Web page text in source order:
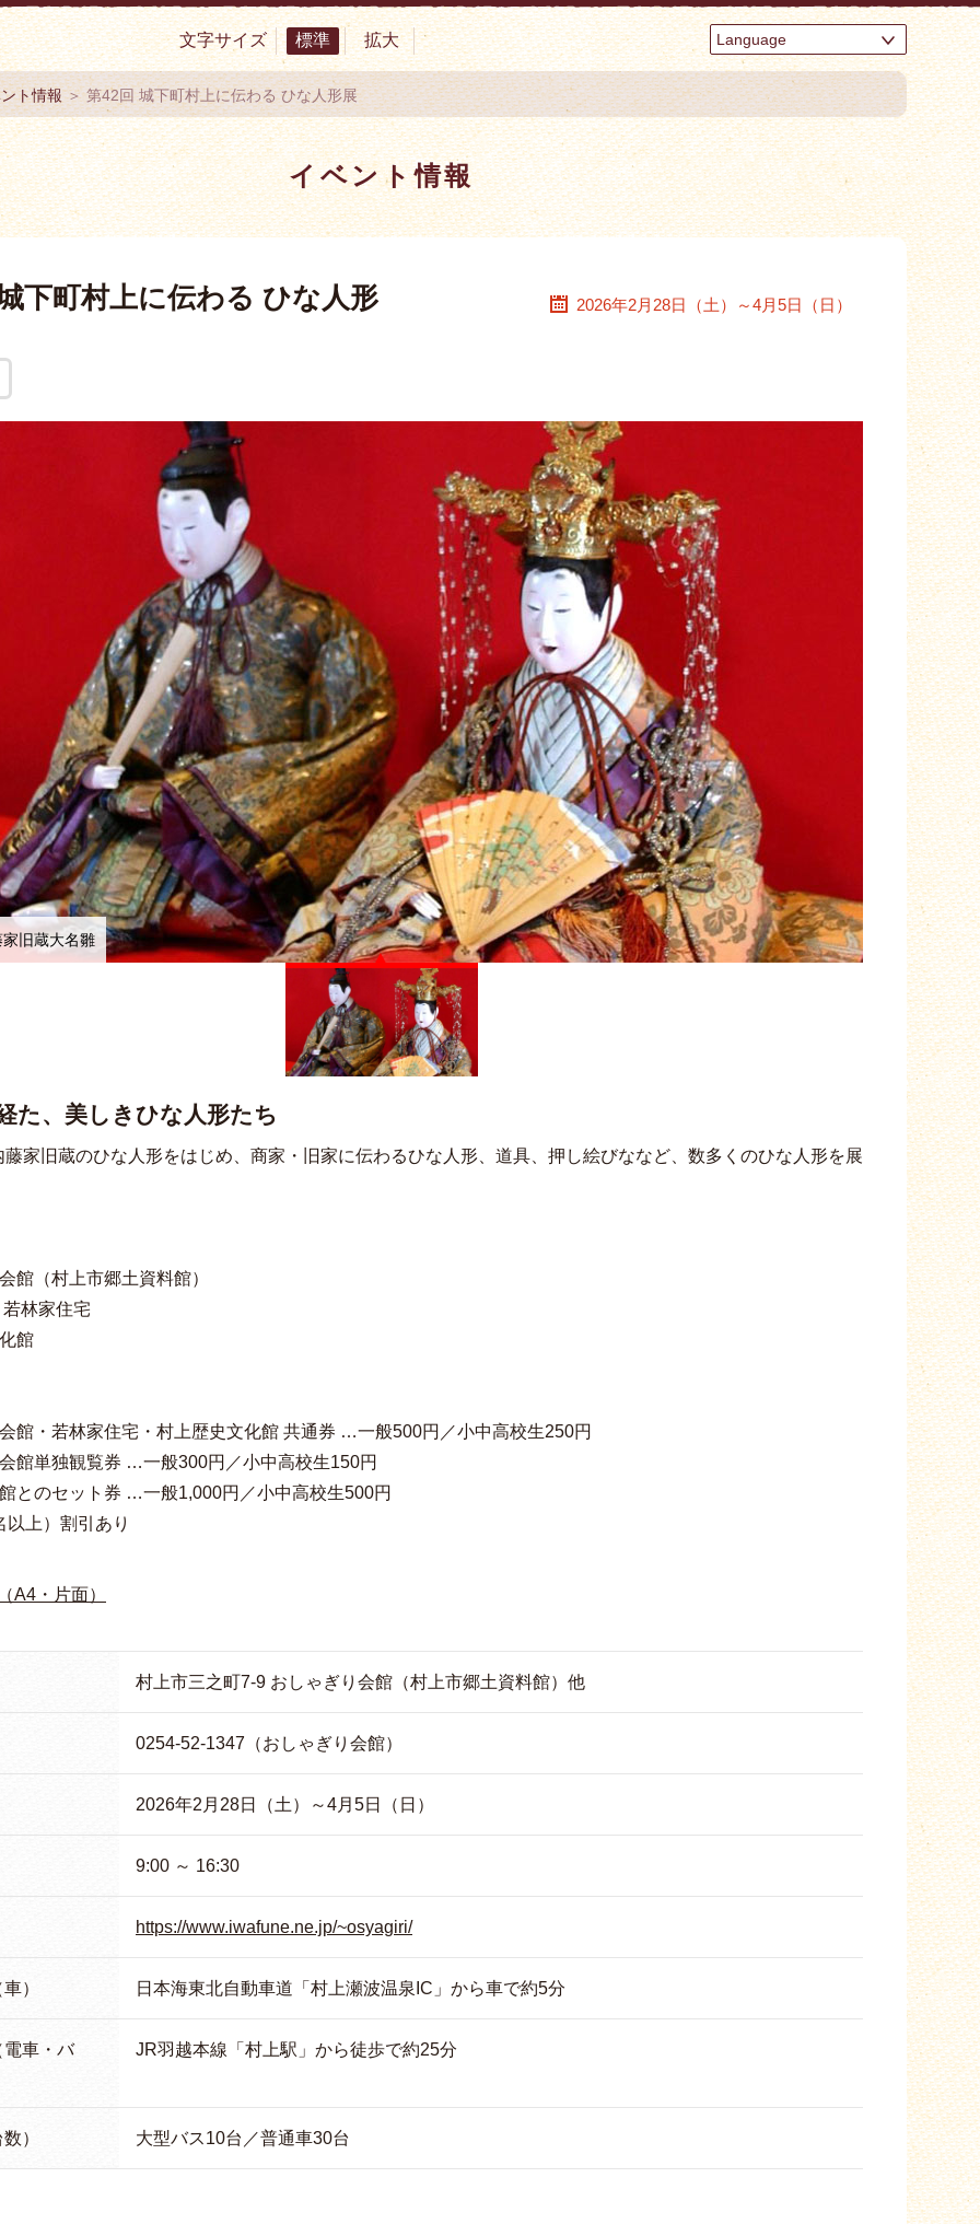
サイト 村上市観光協会 -鮭・酒・人情 むらかみ-
文字サイズ 標準 拡大 Language
ト情報＞ 第42回 城下町村上に伝わる ひな人形展
イベント情報
下町村上に伝わる ひな人形 2026年2月28日（土）～4月5日（日）
旧蔵大名雛
た、美しきひな人形たち
藤家旧蔵のひな人形をはじめ、商家・旧家に伝わるひな人形、道具、押し絵びななど、数多くのひな人形を展
館（村上市郷土資料館）
林家住宅
館
館・若林家住宅・村上歴史文化館 共通券 …一般500円／小中高校生250円
館単独観覧券 …一般300円／小中高校生150円
とのセット券 …一般1,000円／小中高校生500円
上）割引あり
A4・片面）
村上市三之町7-9 おしゃぎり会館（村上市郷土資料館）他
0254-52-1347（おしゃぎり会館）
2026年2月28日（土）～4月5日（日）
9:00 ～ 16:30
https://www.iwafune.ne.jp/~osyagiri/
） 日本海東北自動車道「村上瀬波温泉IC」から車で約5分
電車・バ JR羽越本線「村上駅」から徒歩で約25分
） 大型バス10台／普通車30台